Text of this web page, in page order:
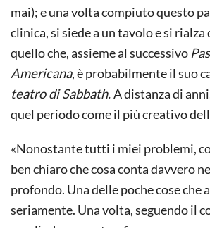
mai); e una volta compiuto questo
clinica, si siede a un tavolo e si rialza
quello che, assieme al successivo
Americana, è probabilmente il suo
teatro di Sabbath.A distanza di
quel periodo come il più creativo
«Nonostante tutti i miei problemi,
ben chiaro che cosa conta davvero
profondo. Una delle poche cose che
seriamente. Una volta, seguendo il